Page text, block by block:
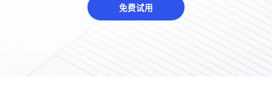
免费试用